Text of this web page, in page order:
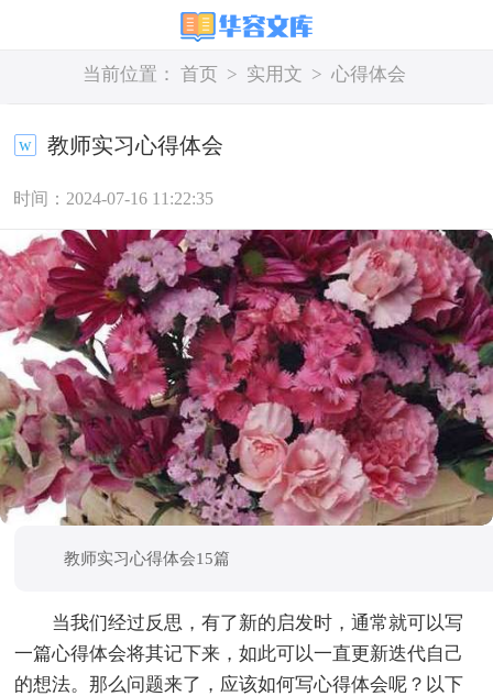
当前位置： 首页 > 实用文 > 心得体会
教师实习心得体会
时间：2024-07-16 11:22:35
教师实习心得体会15篇
当我们经过反思，有了新的启发时，通常就可以写
一篇心得体会将其记下来，如此可以一直更新迭代自己
的想法。那么问题来了，应该如何写心得体会呢？以下